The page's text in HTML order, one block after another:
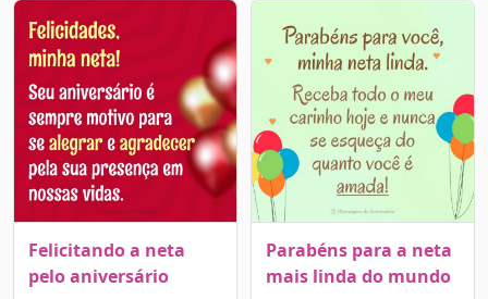
Felicitando a neta
pelo aniversário
Parabéns para a neta
mais linda do mundo